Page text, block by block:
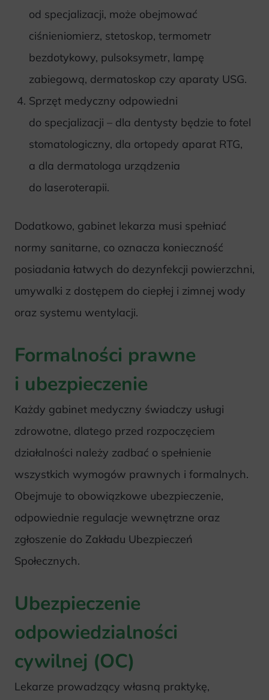
od specjalizacji, może obejmować
ciśnieniomierz, stetoskop, termometr
bezdotykowy, pulsoksymetr, lampę
zabiegową, dermatoskop czy aparaty USG.
Sprzęt medyczny odpowiedni
do specjalizacji – dla dentysty będzie to fotel
stomatologiczny, dla ortopedy aparat RTG,
a dla dermatologa urządzenia
do laseroterapii.
Dodatkowo, gabinet lekarza musi spełniać
normy sanitarne, co oznacza konieczność
posiadania łatwych do dezynfekcji powierzchni,
umywalki z dostępem do ciepłej i zimnej wody
oraz systemu wentylacji.
Formalności prawne
i ubezpieczenie
Każdy gabinet medyczny świadczy usługi
zdrowotne, dlatego przed rozpoczęciem
działalności należy zadbać o spełnienie
wszystkich wymogów prawnych i formalnych.
Obejmuje to obowiązkowe ubezpieczenie,
odpowiednie regulacje wewnętrzne oraz
zgłoszenie do Zakładu Ubezpieczeń
Społecznych.
Ubezpieczenie
odpowiedzialności
cywilnej (OC)
Lekarze prowadzący własną praktykę,